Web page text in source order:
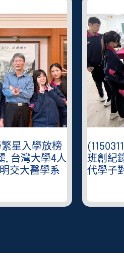
繁星入學放榜
, 台灣大學4人
交大醫學系
班創紀
代學子